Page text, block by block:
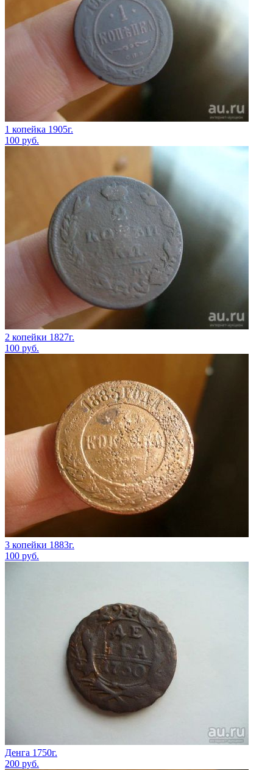
1 копейка 1905г.
100 руб.
2 копейки 1827г.
100 руб.
3 копейки 1883г.
100 руб.
Денга 1750г.
200 руб.